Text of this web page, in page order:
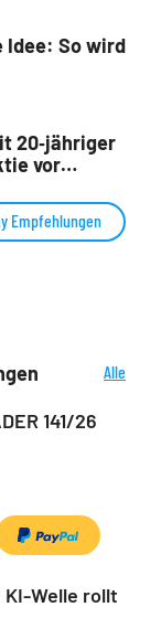
Idee: So wird
20‑jähriger
vor
Empfehlungen
Alle
141/26
Welle rollt